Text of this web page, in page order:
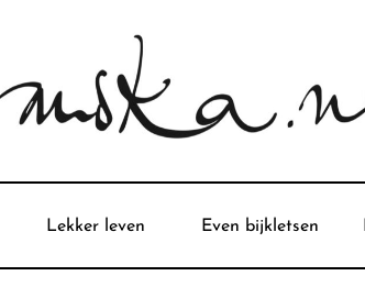
Lekker leven Even bijkletsen